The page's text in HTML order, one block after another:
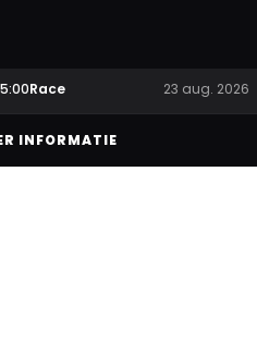
Race 23 aug. 2026
INFORMATIE